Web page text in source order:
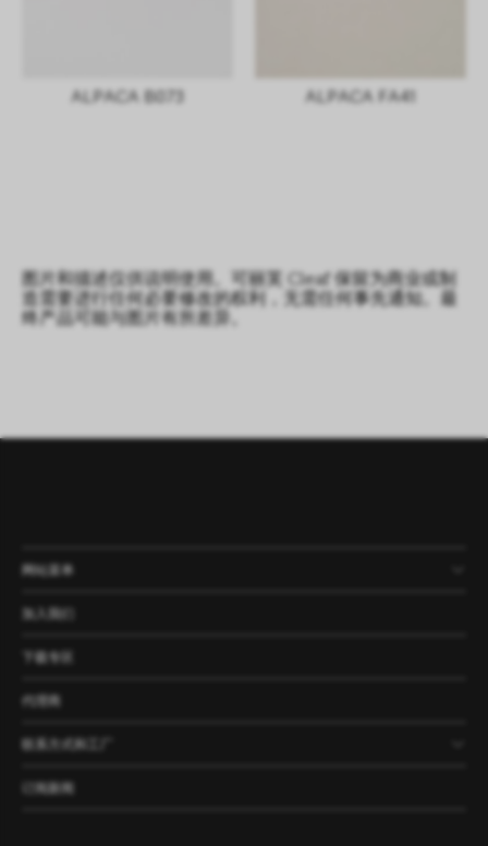
ALPACA B073 ALPACA FA41
图片和描述仅供说明使用。可丽芙 Cleaf 保留为商业或制
造需要进行任何必要修改的权利，无需任何事先通知。最
终产品可能与图片有所差异。
网站菜单
产品
公司
资讯
案例
加入我们
下载专区
代理商
联系方式和工厂
订阅新闻